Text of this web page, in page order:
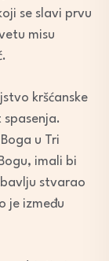
se slavi prvu
misu
kršćanske
u Tri
imali bi
stvarao
je između